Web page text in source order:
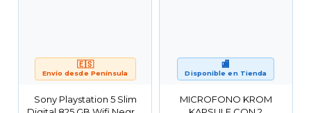
🇪🇸
Envío desde Península
Sony Playstation 5 Slim
🏬
Disponible en Tienda
MICROFONO KROM